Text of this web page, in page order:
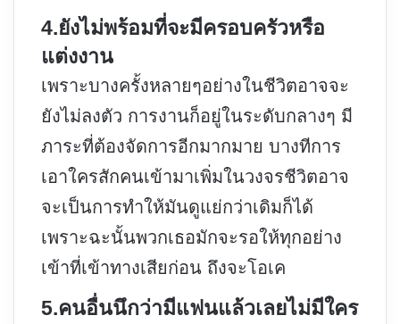
4.ยังไม่พร้อมที่จะมีครอบครัวหรือ
แต่งงาน
เพราะบางครั้งหลายๆอย่างในชีวิตอาจจะ
ยังไม่ลงตัว การงานก็อยู่ในระดับกลางๆ มี
ภาระที่ต้องจัดการอีกมากมาย บางทีการ
เอาใครสักคนเข้ามาเพิ่มในวงจรชีวิตอาจ
จะเป็นการทำให้มันดูแย่กว่าเดิมก็ได้
เพราะฉะนั้นพวกเธอมักจะรอให้ทุกอย่าง
เข้าที่เข้าทางเสียก่อน ถึงจะโอเค
5.คนอื่นนึกว่ามีแฟนแล้วเลยไม่มีใคร